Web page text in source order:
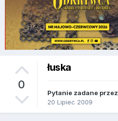
0
łuska
Pytanie zadane przez
20 Lipiec 2009